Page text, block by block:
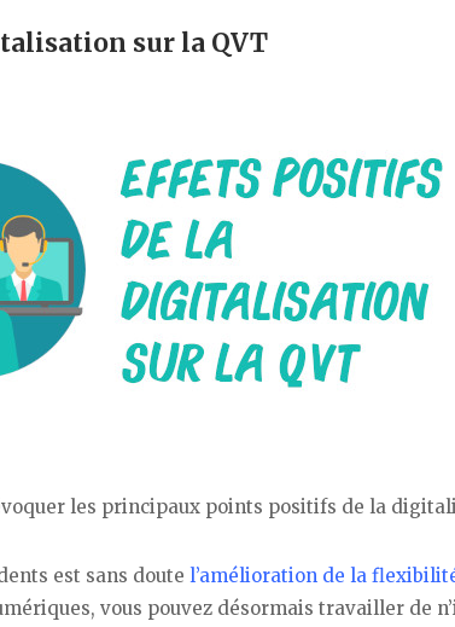
sur la QVT
les principaux points positifs de la
est sans doute l’amélioration de la
vous pouvez désormais travailler de